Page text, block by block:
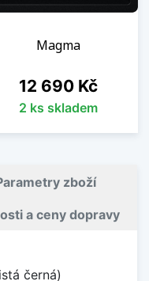
Magma
Cena
12 690 Kč
2 ks skladem
zboží
a ceny dopravy
černá)